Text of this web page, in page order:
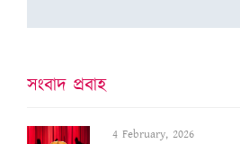
সংবাদ প্ৰবাহ
4 February, 2026